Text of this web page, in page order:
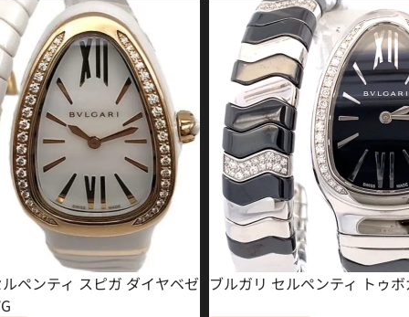
ペンティ スピガ ダイヤベゼ ブルガリ セルペンティ トゥ